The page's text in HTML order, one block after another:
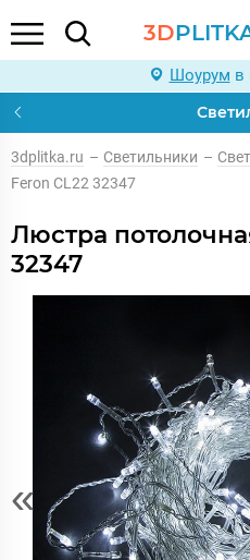
3D
Шоурум в
3dplitka.ru – Светильники –
Feron CL22 32347
Люстра
32347
«